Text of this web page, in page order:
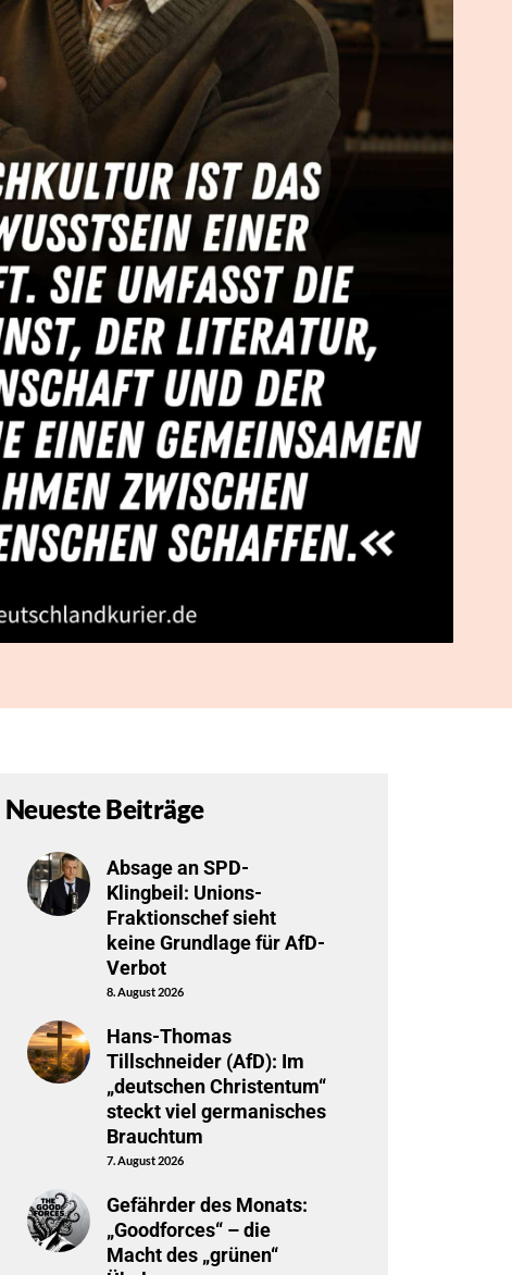
Neueste Beiträge
Absage an SPD-
Klingbeil: Unions-
Fraktionschef sieht
keine Grundlage für AfD-
Verbot
8. August 2026
Hans-Thomas
Tillschneider (AfD): Im
„deutschen Christentum“
steckt viel germanisches
Brauchtum
7. August 2026
Gefährder des Monats:
„Goodforces“ – die
Macht des „grünen“